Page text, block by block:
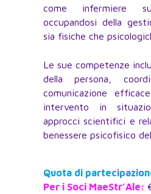
come infermiere
occupandosi della
sia fisiche che
Le sue competenze
della persona,
comunicazione
intervento in
approcci scientifici e
benessere psicofisico
Quota di
Per i Soci MaeStr’Ale: